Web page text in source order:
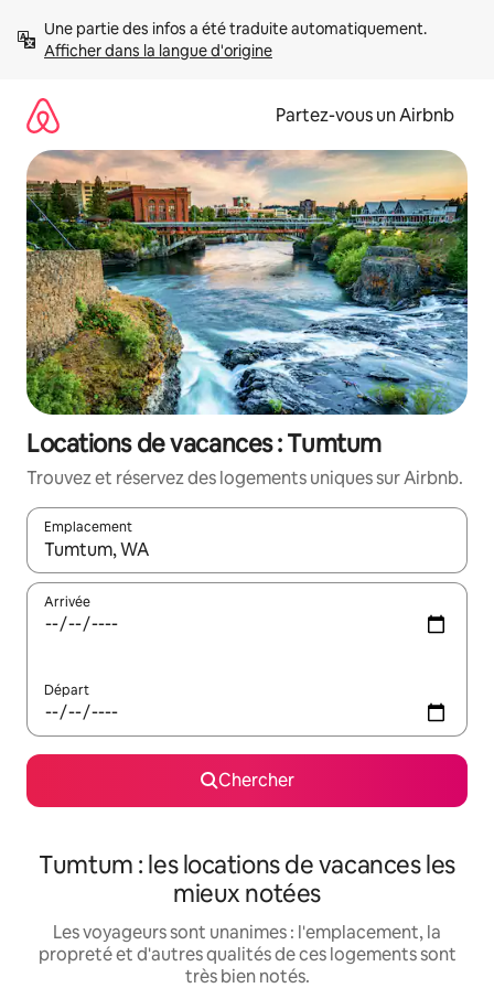
directement
Afficher dans la langue d'origine
Partez-vous un Airbnb
Locations de vacances : Tumtum
Trouvez et réservez des logements uniques sur Airbnb.
Emplacement
Quand les résultats sont affichés, parcourez-les en utilisant
Arrivée
Départ
Chercher
Tumtum : les locations de vacances les
mieux notées
Les voyageurs sont unanimes : l'emplacement, la
propreté et d'autres qualités de ces logements sont
très bien notés.